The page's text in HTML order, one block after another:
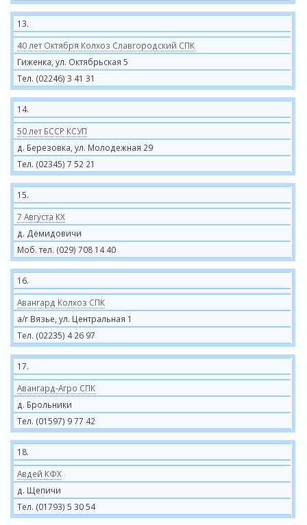
13.
40 лет Октября Колхоз Славгородский СПК
Гиженка, ул. Октябрьская 5
Тел. (02246) 3 41 31
14.
50 лет БССР КСУП
д. Березовка, ул. Молодежная 29
Тел. (02345) 7 52 21
15.
7 Августа КХ
д. Демидовичи
Моб. тел. (029) 708 14 40
16.
Авангард Колхоз СПК
а/г Вязье, ул. Центральная 1
Тел. (02235) 4 26 97
17.
Авангард-Агро СПК
д. Брольники
Тел. (01597) 9 77 42
18.
Авдей КФХ
д. Щепичи
Тел. (01793) 5 30 54